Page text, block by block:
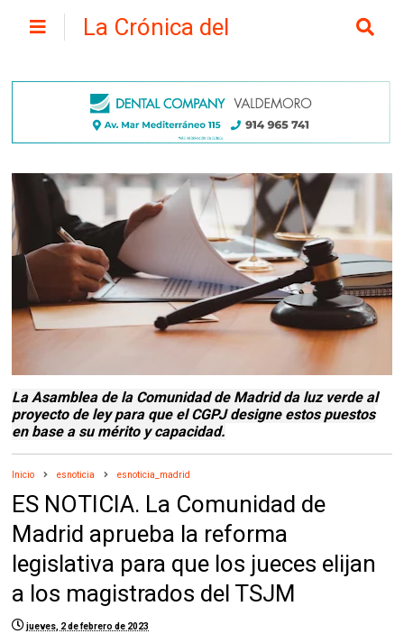
La Crónica del
La Asamblea de la Comunidad de Madrid da luz verde al
proyecto de ley para que el CGPJ designe estos puestos
en base a su mérito y capacidad.
Inicio esnoticia esnoticia_madrid
ES NOTICIA. La Comunidad de
Madrid aprueba la reforma
legislativa para que los jueces elijan
a los magistrados del TSJM
jueves, 2 de febrero de 2023